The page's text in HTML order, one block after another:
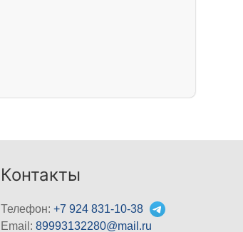
Контакты
Телефон:+7 924 831-10-38
Email:89993132280@mail.ru